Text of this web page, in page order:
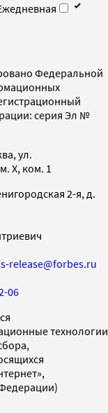
Федеральной
серия Эл №
ул.
X, ком. 1
2-я, д.
release@forbes.ru
06
технологии